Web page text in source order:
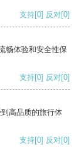
支持[0] 反对[0]
畅体验和安全性保
支持[0] 反对[0]
高品质的旅行体
支持[0] 反对[0]